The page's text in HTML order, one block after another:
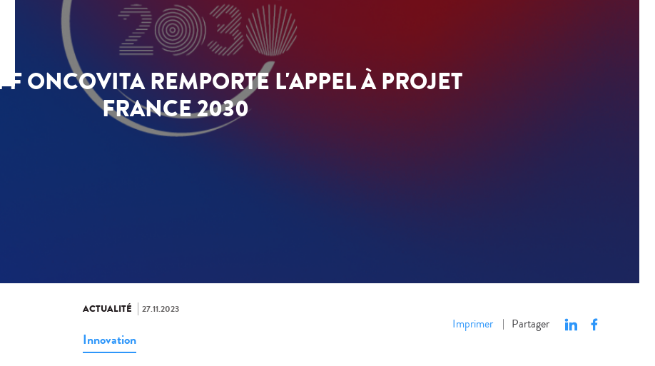
ONCOVITA REMPORTE L'APPEL À PROJET
FRANCE 2030
ACTUALITÉ 27.11.2023
Imprimer | Partager
Innovation